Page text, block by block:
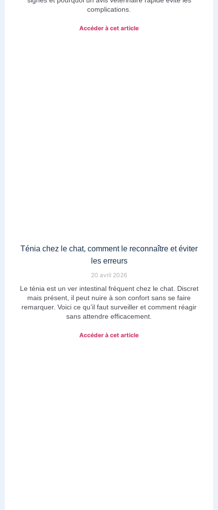
complications.
Accéder à cet article
Ténia chez le chat, comment le reconnaître et éviter
les erreurs
20 avril 2026
Le ténia est un ver intestinal fréquent chez le chat. Discret
mais présent, il peut nuire à son confort sans se faire
remarquer. Voici ce qu’il faut surveiller et comment réagir
sans attendre efficacement.
Accéder à cet article